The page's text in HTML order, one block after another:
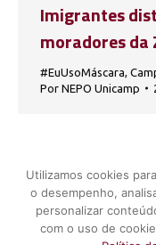
Imigrantes
moradores da
#EuUsoMáscara,
Por NEPO Unicamp
1 2 3
Utilizamos cookies
o desempenho,
personalizar
com o uso de